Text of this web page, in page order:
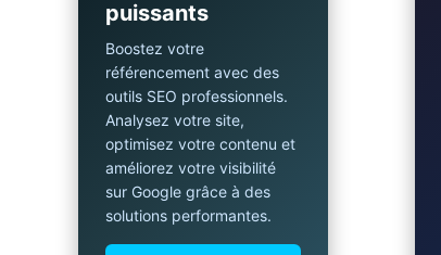
puissants
Boostez votre
référencement avec des
outils SEO professionnels.
Analysez votre site,
optimisez votre contenu et
améliorez votre visibilité
sur Google grâce à des
solutions performantes.